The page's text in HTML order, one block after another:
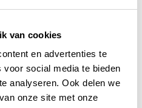
van cookies
en advertenties te
social media te bieden
analyseren. Ook delen we
onze site met onze